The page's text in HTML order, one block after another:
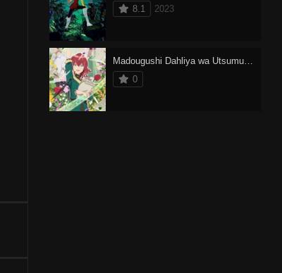
8.1
2023
Madougushi Dahliya wa Utsumukanai
0